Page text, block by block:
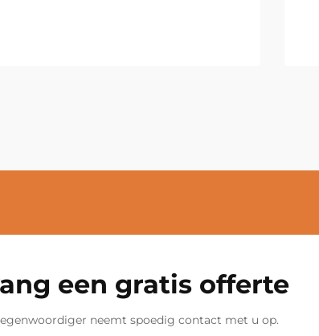
een gratis offerte
neemt spoedig contact met u op.